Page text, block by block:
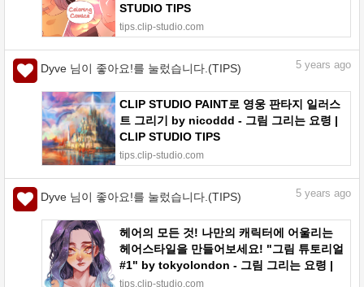
STUDIO TIPS
tips.clip-studio.com
Dyve 님이 좋아요!를 눌렀습니다.(TIPS) 5 years ago
CLIP STUDIO PAINT로 영웅 판타지 일러스
트 그리기 by nicoddd - 그림 그리는 요령 |
CLIP STUDIO TIPS
tips.clip-studio.com
Dyve 님이 좋아요!를 눌렀습니다.(TIPS) 5 years ago
헤어의 모든 것! 나만의 캐릭터에 어울리는
헤어스타일을 만들어보세요! "그림 튜토리얼
#1" by tokyolondon - 그림 그리는 요령 |
CLIP STUDIO TIPS
tips.clip-studio.com